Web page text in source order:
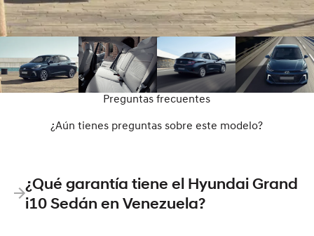
Preguntas frecuentes
¿Aún tienes preguntas sobre este modelo?
¿Qué garantía tiene el Hyundai Grand
i10 Sedán en Venezuela?